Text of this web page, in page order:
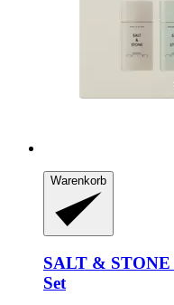
Warenkorb
SALT & STONE
Set